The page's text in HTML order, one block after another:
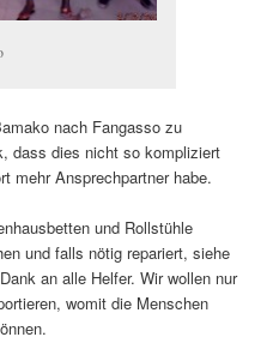
nach Fangasso zu
dass dies nicht so kompliziert
mehr Ansprechpartner habe.
und Rollstühle
und falls nötig repariert, siehe
an alle Helfer. Wir wollen nur
womit die Menschen